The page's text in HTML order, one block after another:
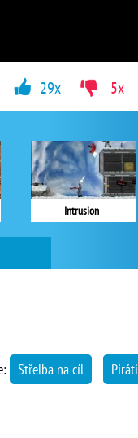
Intrusion
29x 5x
Střelba na cíl Piráti